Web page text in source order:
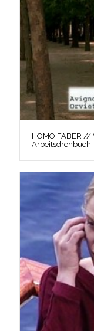
HOMO FABER
Arbeitsdrehbuch